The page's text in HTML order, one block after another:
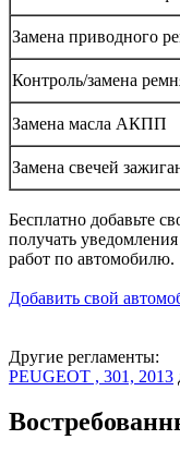
Замена приводного
Контроль/замена
Замена масла АКПП
Замена свечей
Бесплатно добавьте
получать
работ по автомобилю.
Добавить свой
Другие регламенты:
PEUGEOT , 301, 2013